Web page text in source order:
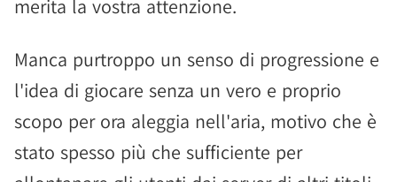
merita la vostra attenzione.
Manca purtroppo un senso di progressione e
l'idea di giocare senza un vero e proprio
scopo per ora aleggia nell'aria, motivo che è
stato spesso più che sufficiente per